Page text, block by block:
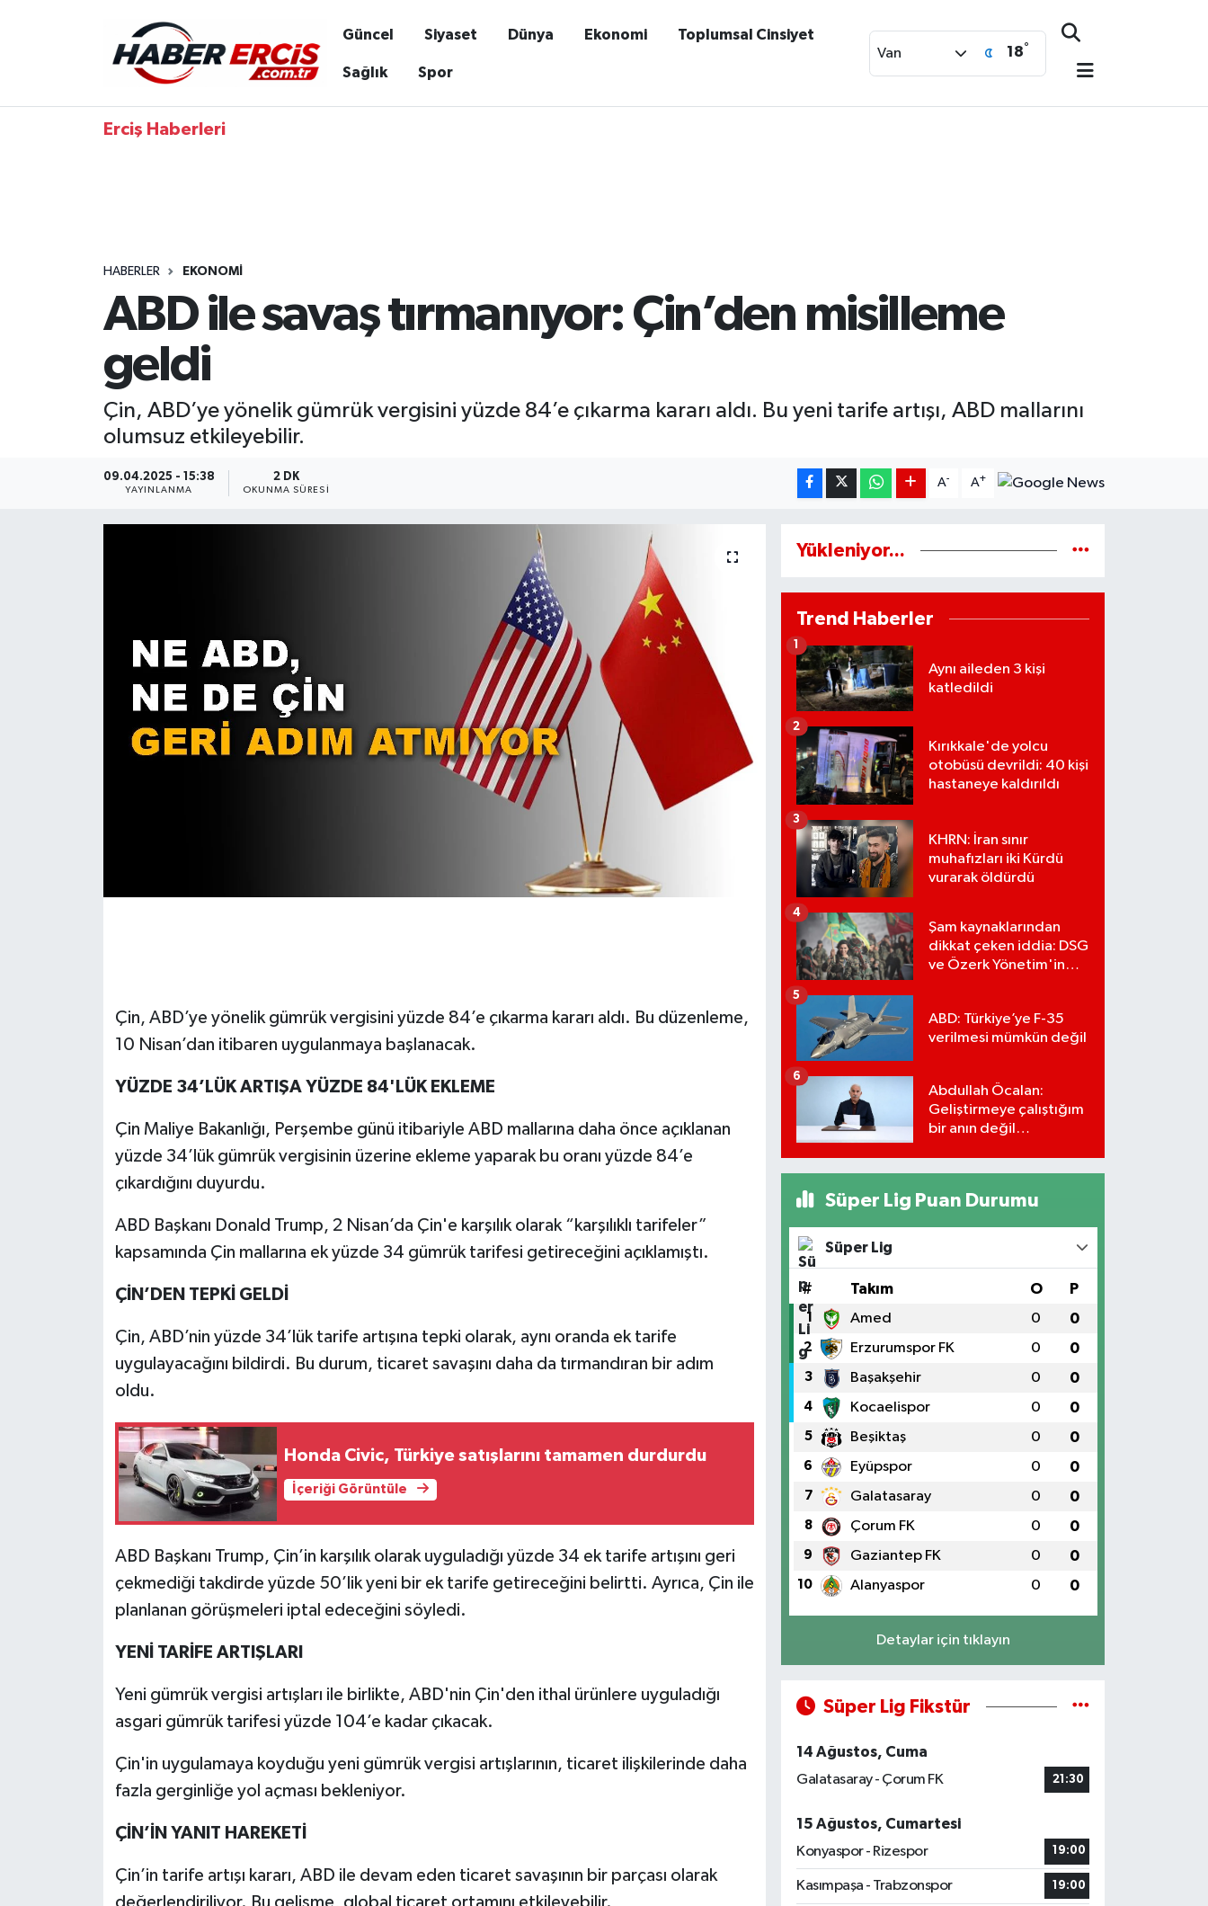
Güncel Siyaset Dünya Ekonomi Toplumsal Cinsiyet
Sağlık Spor
Van 18°
Erciş Haberleri
HABERLER EKONOMI
ABD ile savaş tırmanıyor: Çin’den misilleme
geldi
Çin, ABD’ye yönelik gümrük vergisini yüzde 84’e çıkarma kararı aldı. Bu yeni tarife artışı, ABD mallarını
olumsuz etkileyebilir.
09.04.2025 - 15:38
YAYINLANMA
2 DK
OKUNMA SÜRESI
A- A+
Çin, ABD’ye yönelik gümrük vergisini yüzde 84’e çıkarma kararı aldı. Bu düzenleme,
10 Nisan’dan itibaren uygulanmaya başlanacak.
YÜZDE 34’LÜK ARTIŞA YÜZDE 84'LÜK EKLEME
Çin Maliye Bakanlığı, Perşembe günü itibariyle ABD mallarına daha önce açıklanan
yüzde 34’lük gümrük vergisinin üzerine ekleme yaparak bu oranı yüzde 84’e
çıkardığını duyurdu.
ABD Başkanı Donald Trump, 2 Nisan’da Çin'e karşılık olarak “karşılıklı tarifeler”
kapsamında Çin mallarına ek yüzde 34 gümrük tarifesi getireceğini açıklamıştı.
ÇİN’DEN TEPKİ GELDİ
Çin, ABD’nin yüzde 34’lük tarife artışına tepki olarak, aynı oranda ek tarife
uygulayacağını bildirdi. Bu durum, ticaret savaşını daha da tırmandıran bir adım
oldu.
Honda Civic, Türkiye satışlarını tamamen durdurdu
İçeriği Görüntüle
ABD Başkanı Trump, Çin’in karşılık olarak uyguladığı yüzde 34 ek tarife artışını geri
çekmediği takdirde yüzde 50’lik yeni bir ek tarife getireceğini belirtti. Ayrıca, Çin ile
planlanan görüşmeleri iptal edeceğini söyledi.
YENİ TARİFE ARTIŞLARI
Yeni gümrük vergisi artışları ile birlikte, ABD'nin Çin'den ithal ürünlere uyguladığı
asgari gümrük tarifesi yüzde 104’e kadar çıkacak.
Çin'in uygulamaya koyduğu yeni gümrük vergisi artışlarının, ticaret ilişkilerinde daha
fazla gerginliğe yol açması bekleniyor.
ÇİN’İN YANIT HAREKETİ
Çin’in tarife artışı kararı, ABD ile devam eden ticaret savaşının bir parçası olarak
Yükleniyor...
Trend Haberler
Aynı aileden 3 kişi
katledildi
1
Kırıkkale'de yolcu
otobüsü devrildi: 40 kişi
hastaneye kaldırıldı
2
KHRN: İran sınır
muhafızları iki Kürdü
vurarak öldürdü
3
Şam kaynaklarından
dikkat çeken iddia: DSG
ve Özerk Yönetim'in
4
ABD: Türkiye’ye F-35
verilmesi mümkün değil
5
Abdullah Öcalan:
Geliştirmeye çalıştığım
bir anın değil
6
Süper Lig Puan Durumu
Süper Lig
# Takım O P
1 Amed 0 0
2 Erzurumspor FK 0 0
3 Başakşehir 0 0
4 Kocaelispor 0 0
5 Beşiktaş 0 0
6 Eyüpspor 0 0
7 Galatasaray 0 0
8 Çorum FK 0 0
9 Gaziantep FK 0 0
10 Alanyaspor 0 0
Detaylar için tıklayın
Süper Lig Fikstür
14 Ağustos, Cuma
Galatasaray - Çorum FK
21:30
15 Ağustos, Cumartesi
Konyaspor - Rizespor
19:00
Kasımpaşa - Trabzonspor 19:00